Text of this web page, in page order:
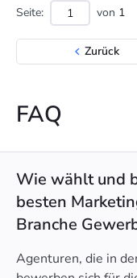
Zurück
Seite: von 1
FAQ
Wie wählt und
besten
Branche
Agenturen, die in